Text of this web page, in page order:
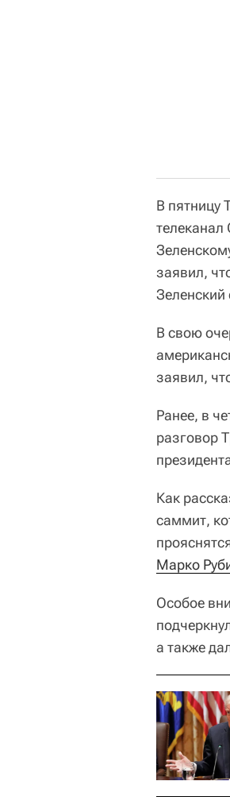
В пятницу
телеканал
заявил,
Зеленский
В свою
заявил,
Ранее, в
разговор
Как
саммит,
Марко
Особое
а также